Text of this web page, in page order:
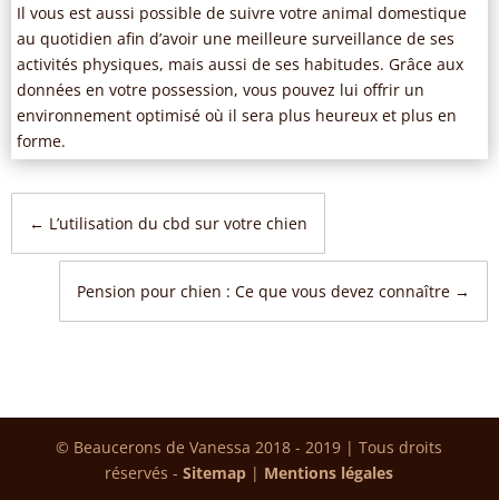
Il vous est aussi possible de suivre votre animal domestique
au quotidien afin d’avoir une meilleure surveillance de ses
activités physiques, mais aussi de ses habitudes. Grâce aux
données en votre possession, vous pouvez lui offrir un
environnement optimisé où il sera plus heureux et plus en
forme.
← L’utilisation du cbd sur votre chien
Pension pour chien : Ce que vous devez connaître →
© Beaucerons de Vanessa 2018 - 2019 | Tous droits
réservés -Sitemap | Mentions légales